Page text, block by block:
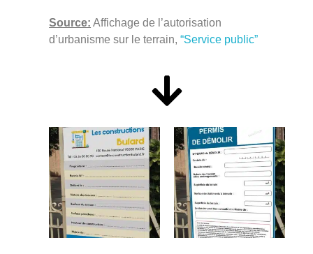
Source: Affichage de l’autorisation
d’urbanisme sur le terrain,“Service public”